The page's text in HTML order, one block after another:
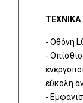
- Οθόνη
-
εύκολη
-